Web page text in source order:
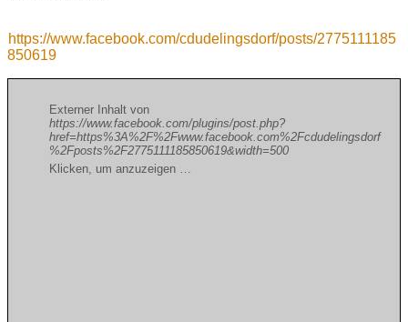
https://www.facebook.com/cdudelingsdorf/posts/2775111185
850619